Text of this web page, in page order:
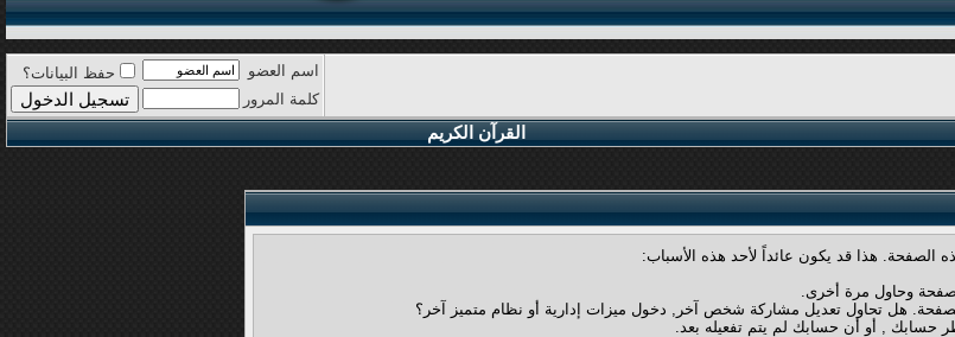
اسم العضو
حفظ البيانات؟
كلمة المرور
القرآن الكريم
الصفحة. هذا قد يكون عائداً لأحد هذه الأسباب:
وحاول مرة أخرى.
هل تحاول تعديل مشاركة شخص آخر, دخول ميزات إدارية أو نظام متميز آخر؟
حسابك , أو أن حسابك لم يتم تفعيله بعد.